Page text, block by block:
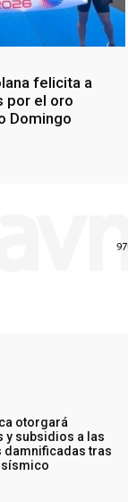
felicita a
por el oro
Domingo
otorgará
y subsidios a las
damnificadas tras